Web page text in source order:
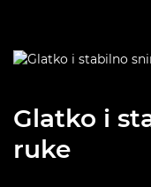
Glatko i
ruke